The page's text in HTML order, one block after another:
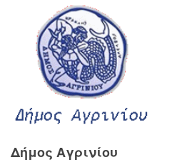
Δήμος Αγρινίου